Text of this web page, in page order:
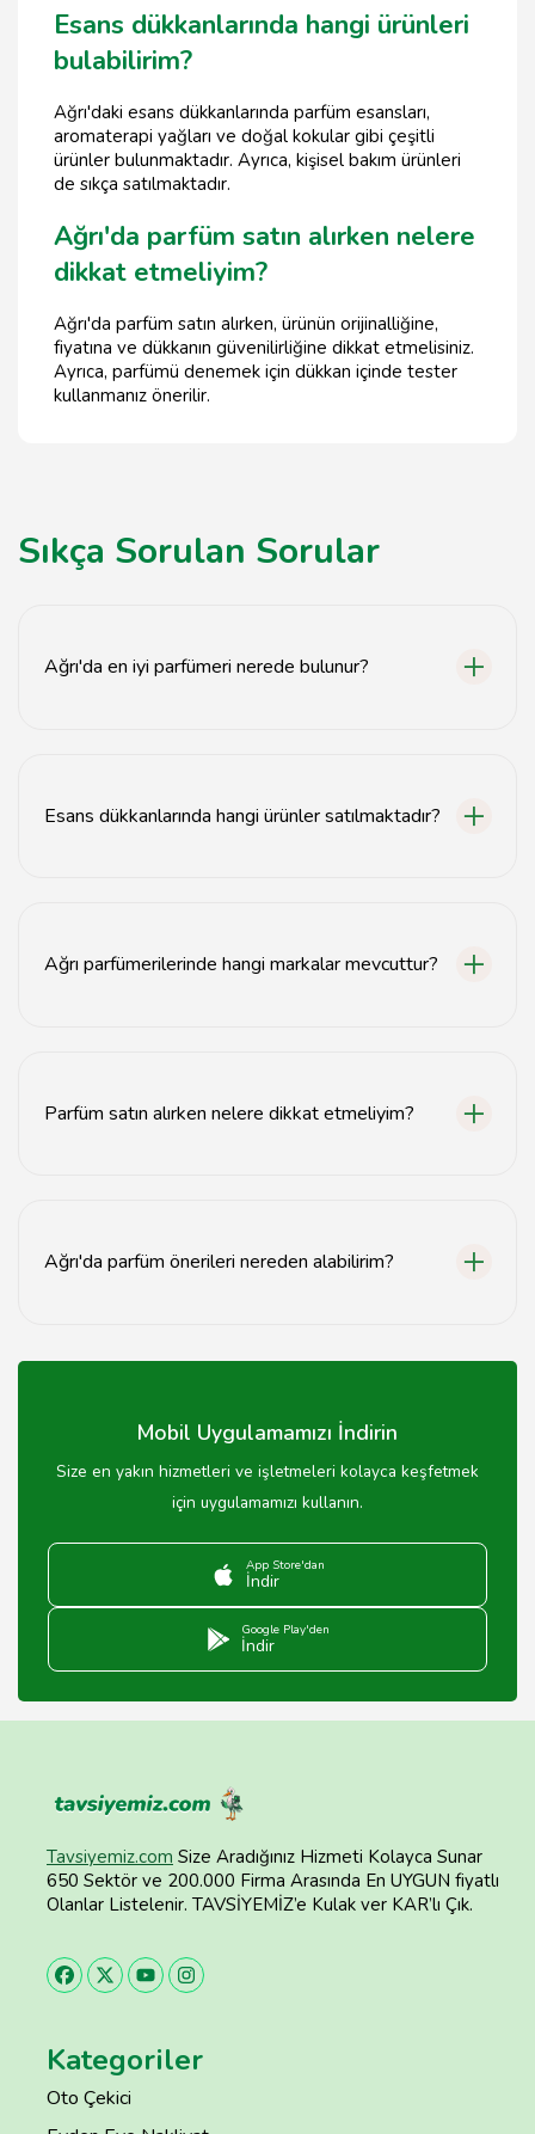
Esans dükkanlarında hangi ürünleri
bulabilirim?
Ağrı'daki esans dükkanlarında parfüm esansları,
aromaterapi yağları ve doğal kokular gibi çeşitli
ürünler bulunmaktadır. Ayrıca, kişisel bakım ürünleri
de sıkça satılmaktadır.
Ağrı'da parfüm satın alırken nelere
dikkat etmeliyim?
Ağrı'da parfüm satın alırken, ürünün orijinalliğine,
fiyatına ve dükkanın güvenilirliğine dikkat etmelisiniz.
Ayrıca, parfümü denemek için dükkan içinde tester
kullanmanız önerilir.
Sıkça Sorulan Sorular
Ağrı'da en iyi parfümeri nerede bulunur?
Esans dükkanlarında hangi ürünler satılmaktadır?
Ağrı parfümerilerinde hangi markalar mevcuttur?
Parfüm satın alırken nelere dikkat etmeliyim?
Ağrı'da parfüm önerileri nereden alabilirim?
parfüm önerileri alabilirsiniz.
Mobil Uygulamamızı İndirin
Size en yakın hizmetleri ve işletmeleri kolayca keşfetmek
için uygulamamızı kullanın.
App Store'dan
İndir
Google Play'den
İndir
Tavsiyemiz.com Size Aradığınız Hizmeti Kolayca Sunar
650 Sektör ve 200.000 Firma Arasında En UYGUN fiyatlı
Olanlar Listelenir. TAVSİYEMİZ’e Kulak ver KAR’lı Çık.
Kategoriler
Oto Çekici